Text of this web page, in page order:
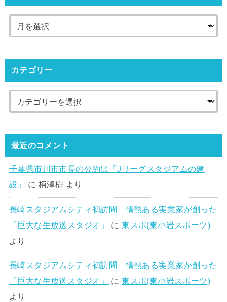
カテゴリー
最近のコメント
千葉県市川市市長の公約は「Jリーグスタジアムの建
設」
に 柄澤樹 より
長崎スタジアムシティ初訪問 情熱ある実業家が創った
「巨大な生放送スタジオ」
に東スポ(東小岩スポーツ)
より
長崎スタジアムシティ初訪問 情熱ある実業家が創った
「巨大な生放送スタジオ」
に東スポ(東小岩スポーツ)
より